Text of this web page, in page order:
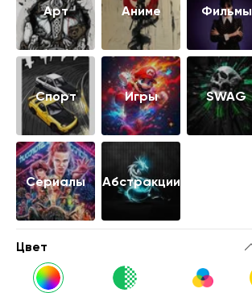
Арт Аниме Фильмы
Cпорт Игры SWAG
Сериалы Абстракции
Цвет